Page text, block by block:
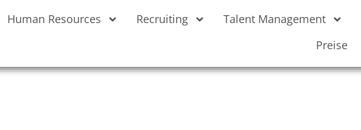
Human Resources Recruiting Talent Management
Preise